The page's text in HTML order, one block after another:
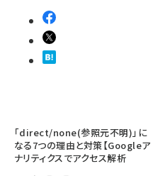
「direct/none(参照元不明)」に
なる7つの理由と対策【Googleア
ナリティクスでアクセス解析